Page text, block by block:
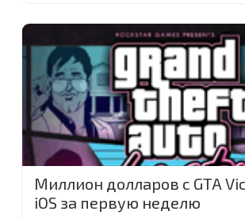
Миллион долларов с GTA
iOS за первую неделю